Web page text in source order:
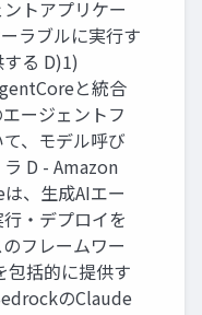
トアプリケー
ラブルに実行す
る D)1)
と統合
ージェントフ
、モデル呼び
D - Amazon
、生成AIエー
・デプロイを
フレームワー
包括的に提供す
のClaude